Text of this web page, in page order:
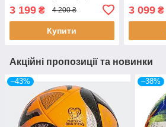
3 199 ₴ 4 200 ₴
Купити
3 099₴
Акційні пропозиції та новинки
–43% –38%